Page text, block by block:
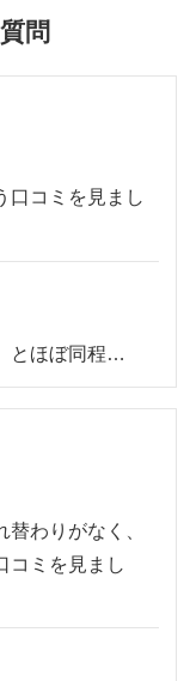
問
口コミを見まし
とほぼ同程…
替わりがなく、
コミを見まし